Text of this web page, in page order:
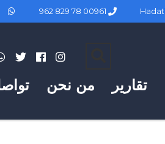
من نحن تقارير